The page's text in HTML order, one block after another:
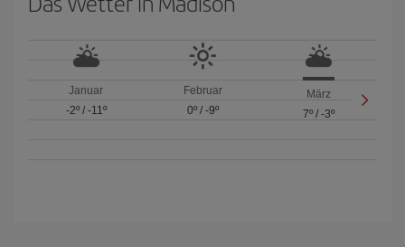
Januar
-2º/ -11º
Februar
0º/ -9º
März
7º /-3º